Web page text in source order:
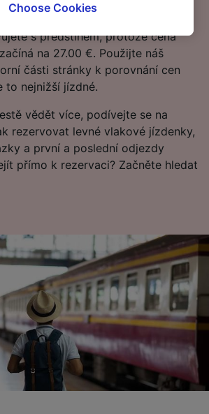
za jízdenky z Ávila do Burgos,
s předstihem, protože cena
na 27.00 €. Použijte náš
části stránky k porovnání cen
to nejnižší jízdné.
vědět více, podívejte se na
rezervovat levné vlakové jízdenky,
a první a poslední odjezdy
přímo k rezervaci? Začněte hledat
Your data will not be used for
process data to provide:
data. Actively scan
for identification. Store
information on a device.
and content,
content measurement,
and services development.
Choose Cookies